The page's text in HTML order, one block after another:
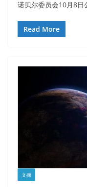
诺贝尔委员会10月8日
Read More
文摘